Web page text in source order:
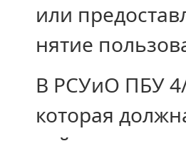
или
нятие
В РСУиО ПБУ
которая